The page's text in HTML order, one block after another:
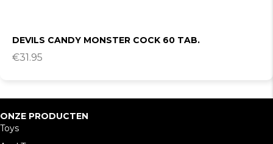
DEVILS CANDY MONSTER COCK 60 TAB.
€31.95
ONZE PRODUCTEN
Toys